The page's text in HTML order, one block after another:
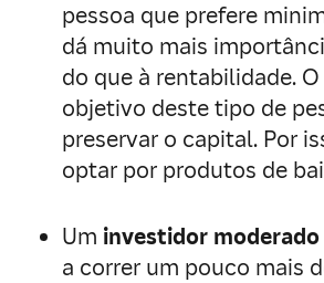
pessoa que prefere
dá muito mais
do que à rentabilidade.
objetivo deste tipo de
preservar o capital. Por
optar por produtos de
Um investidor moderado
a correr um pouco mais